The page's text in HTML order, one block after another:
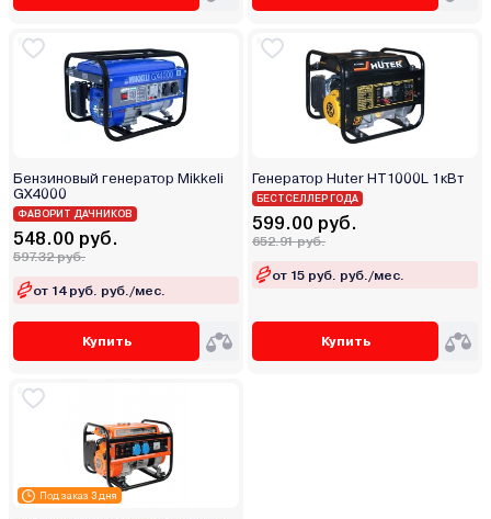
Бензиновый генератор Mikkeli
GX4000
ФАВОРИТ ДАЧНИКОВ
548.00 руб.
597.32 руб.
от 14 руб. руб./мес.
Купить
Генератор Huter HT1000L 1кВт
БЕСТСЕЛЛЕР ГОДА
599.00 руб.
652.91 руб.
от 15 руб. руб./мес.
Купить
Под заказ 3 дня